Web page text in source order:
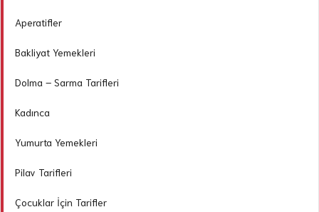
Aperatifler
Bakliyat Yemekleri
Dolma – Sarma Tarifleri
Kadınca
Yumurta Yemekleri
Pilav Tarifleri
Çocuklar İçin Tarifler